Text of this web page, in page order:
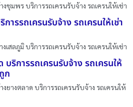
ชุมพร บริการรถเครนรับจ้าง รถเครนให้เช่า
ารรถเครนรับจ้าง รถเครนให้เช่า
เสลภูมิ บริการรถเครนรับจ้าง รถเครนให้เช่า
ริการรถเครนรับจ้าง รถเครนให้
ก
ยางตลาด บริการรถเครนรับจ้าง รถเครนให้